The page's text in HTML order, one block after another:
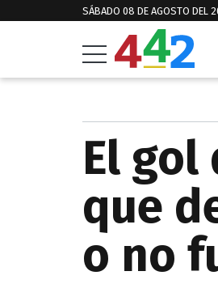
SÁBADO 08 DE AGOSTO DEL
El gol
que
o no